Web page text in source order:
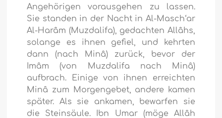
Angehörigen vorausgehen zu lassen.
Sie standen in der Nacht in Al-Masch‘ar
Al-Harâm (Muzdalifa), gedachten Allâhs,
solange es ihnen gefiel, und kehrten
dann (nach Minâ) zurück, bevor der
Imâm (von Muzdalifa nach Minâ)
aufbrach. Einige von ihnen erreichten
Minâ zum Morgengebet, andere kamen
später. Als sie ankamen, bewarfen sie
die Steinsäule. Ibn Umar (möge Allâh